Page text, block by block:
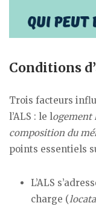
Conditions
Trois facteurs
l’ALS : le logement
composition du
points essentiels
L’ALS
charge (